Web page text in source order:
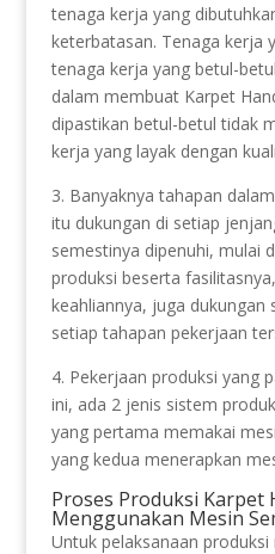
tenaga kerja yang
keterbatasan. Tenaga kerja
tenaga kerja yang betul-
dalam membuat Karpet
dipastikan betul-betul tidak
kerja yang layak dengan
3. Banyaknya tahapan
itu dukungan di setiap
semestinya dipenuhi, mulai
produksi beserta
keahliannya, juga dukungan
setiap tahapan pekerjaan
4. Pekerjaan produksi yang
ini, ada 2 jenis sistem
yang pertama memakai
yang kedua menerapkan
Proses Produksi Karpet
Menggunakan Mesin
Untuk pelaksanaan